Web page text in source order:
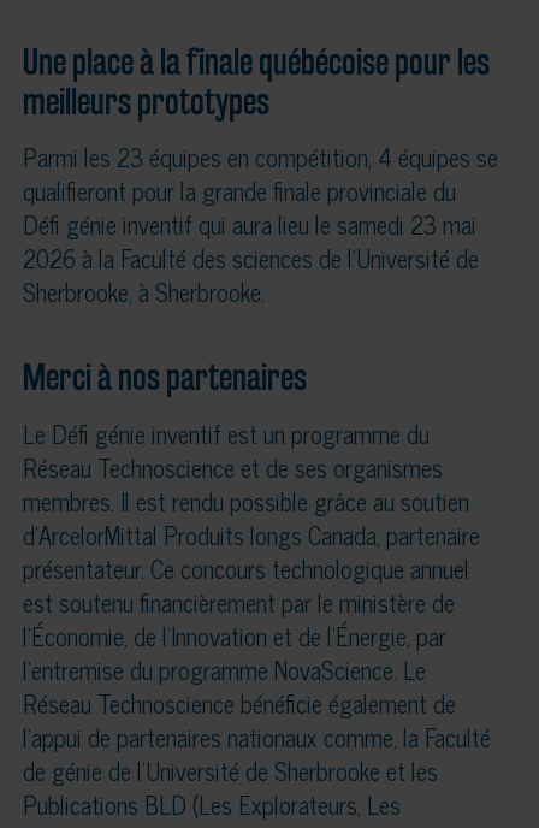
Une place à la finale québécoise pour les
meilleurs prototypes
Parmi les 23 équipes en compétition, 4 équipes se
qualifieront pour la grande finale provinciale du
Défi génie inventif qui aura lieu le samedi 23 mai
2026 à la Faculté des sciences de l’Université de
Sherbrooke, à Sherbrooke.
Merci à nos partenaires
Le Défi génie inventif est un programme du
Réseau Technoscience et de ses organismes
membres. Il est rendu possible grâce au soutien
d’ArcelorMittal Produits longs Canada, partenaire
présentateur. Ce concours technologique annuel
est soutenu financièrement par le ministère de
l’Économie, de l’Innovation et de l’Énergie, par
l’entremise du programme NovaScience. Le
Réseau Technoscience bénéficie également de
l’appui de partenaires nationaux comme, la Faculté
de génie de l’Université de Sherbrooke et les
Publications BLD (Les Explorateurs, Les